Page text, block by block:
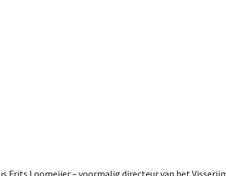
Frits Loomeijer – voormalig directeur van het